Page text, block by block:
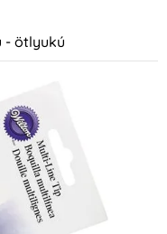
- ötlyukú